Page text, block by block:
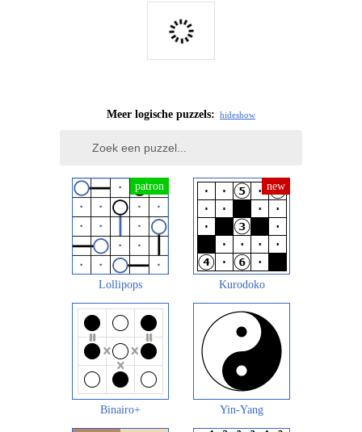
Meer logische puzzels: hideshow
Lollipops Kurodoko
Binairo+ Yin-Yang